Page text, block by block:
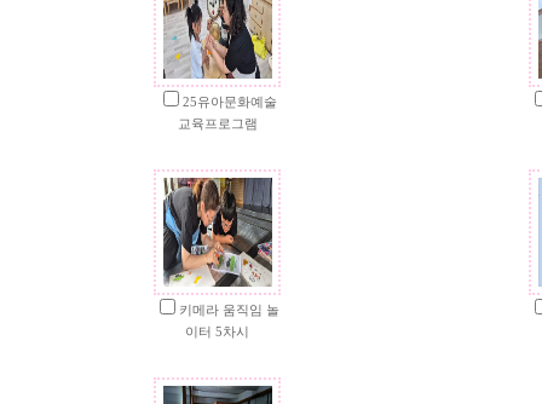
25유아문화예술
교육프로그램
키메라 움직임 놀
이터 5차시